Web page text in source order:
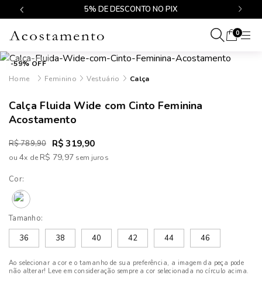
5% DE DESCONTO NO PIX
0
-59% OFF
Feminino
Vestuário Calça
Calça Fluida Wide com Cinto Feminina
Acostamento
R$ 789,90 R$ 319,90
ou4x deR$ 79,97
Cor:
Tamanho:
36
38 40 42 44 46
Ao selecionar a cor e o tamanho de sua preferência, a imagem da peça pode
não alterar! Leve em consideração sempre a cor selecionada no círculo acima.